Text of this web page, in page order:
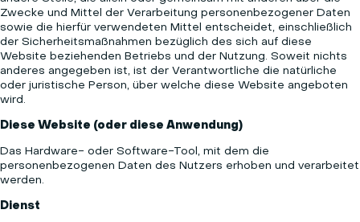
Zwecke und Mittel der Verarbeitung personenbezogener Daten
sowie die hierfür verwendeten Mittel entscheidet, einschließlich
der Sicherheitsmaßnahmen bezüglich des sich auf diese
Website beziehenden Betriebs und der Nutzung. Soweit nichts
anderes angegeben ist, ist der Verantwortliche die natürliche
oder juristische Person, über welche diese Website angeboten
wird.
Diese Website (oder diese Anwendung)
Das Hardware- oder Software-Tool, mit dem die
personenbezogenen Daten des Nutzers erhoben und verarbeitet
werden.
Dienst